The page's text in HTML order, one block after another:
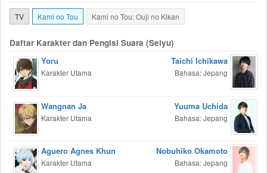
TV Kami no Tou Kami no Tou: Ouji no Kikan
Daftar Karakter dan Pengisi Suara (Seiyu)
Yoru
Karakter Utama
Taichi Ichikawa
Bahasa: Jepang
Wangnan Ja
Karakter Utama
Yuuma Uchida
Bahasa: Jepang
Aguero Agnes Khun
Karakter Utama
Nobuhiko Okamoto
Bahasa: Jepang